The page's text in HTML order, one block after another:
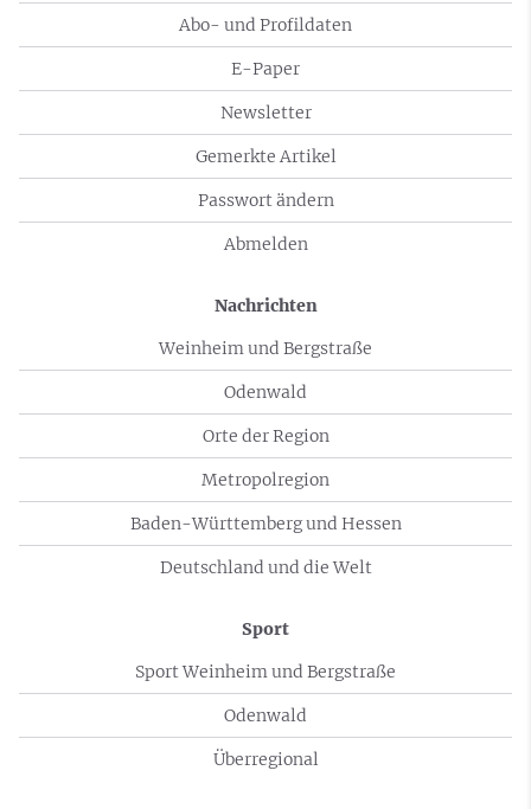
Abo- und Profildaten
E-Paper
Newsletter
Gemerkte Artikel
Passwort ändern
Abmelden
Nachrichten
Weinheim und Bergstraße
Odenwald
Orte der Region
Metropolregion
Baden-Württemberg und Hessen
Deutschland und die Welt
Sport
Sport Weinheim und Bergstraße
Odenwald
Überregional